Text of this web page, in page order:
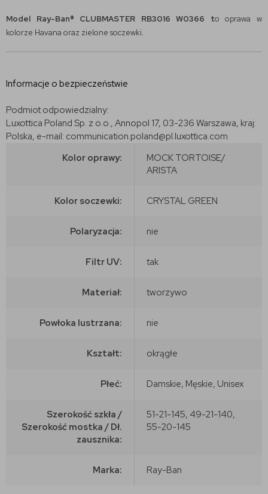
Model Ray-Ban® CLUBMASTER RB3016 W0366 to oprawa w
kolorze Havana oraz zielone soczewki.
Informacje o bezpieczeństwie
Podmiot odpowiedzialny:
Luxottica Poland Sp. z o.o., Annopol 17, 03-236 Warszawa, kraj:
Polska, e-mail: communication.poland@pl.luxottica.com
Kolor oprawy:
MOCK TORTOISE/
ARISTA
Kolor soczewki: CRYSTAL GREEN
Polaryzacja: nie
Filtr UV: tak
Materiał: tworzywo
Powłoka lustrzana: nie
Kształt: okrągłe
Płeć: Damskie, Męskie, Unisex
Szerokość szkła /
Szerokość mostka / Dł.
zausznika:
51-21-145, 49-21-140,
55-20-145
Marka: Ray-Ban